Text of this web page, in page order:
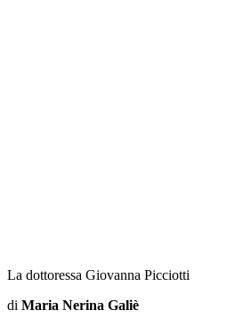
La dottoressa Giovanna Picciotti
di Maria Nerina Galiè